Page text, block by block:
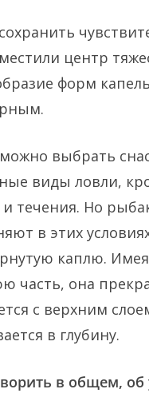
центр
форм
можно выбрать
виды ловли,
и течения. Но
в этих
каплю.
часть, она
с верхним
в глубину.
в общем, об